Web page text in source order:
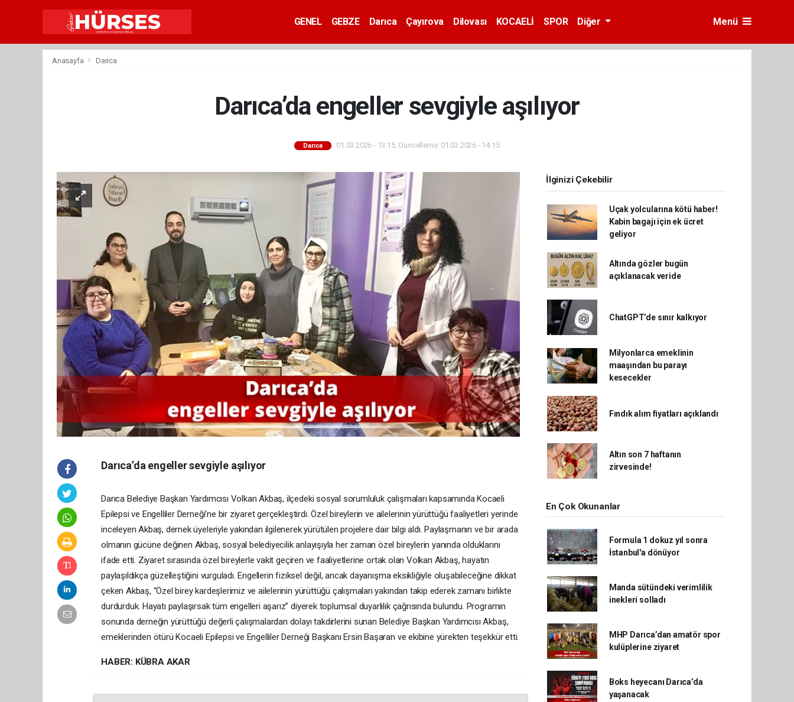
GENEL GEBZE Darıca Çayırova Dilovası KOCAELİ SPOR Diğer Menü
Anasayfa Darıca
Darıca’da engeller sevgiyle aşılıyor
Darıca 01.03.2026 - 13:15, Güncelleme: 01.03.2026 - 14:15
Darıca’da engeller sevgiyle aşılıyor
Darıca Belediye Başkan Yardımcısı Volkan Akbaş, ilçedeki sosyal sorumluluk çalışmaları kapsamında Kocaeli
Epilepsi ve Engelliler Derneği’ne bir ziyaret gerçekleştirdi. Özel bireylerin ve ailelerinin yürüttüğü faaliyetleri yerinde
inceleyen Akbaş, dernek üyeleriyle yakından ilgilenerek yürütülen projelere dair bilgi aldı. Paylaşmanın ve bir arada
olmanın gücüne değinen Akbaş, sosyal belediyecilik anlayışıyla her zaman özel bireylerin yanında olduklarını
ifade etti. Ziyaret sırasında özel bireylerle vakit geçiren ve faaliyetlerine ortak olan Volkan Akbaş, hayatın
paylaşıldıkça güzelleştiğini vurguladı. Engellerin fiziksel değil, ancak dayanışma eksikliğiyle oluşabileceğine dikkat
çeken Akbaş, “Özel birey kardeşlerimiz ve ailelerinin yürüttüğü çalışmaları yakından takip ederek zamanı birlikte
durdurduk. Hayatı paylaşırsak tüm engelleri aşarız” diyerek toplumsal duyarlılık çağrısında bulundu. Programın
sonunda derneğin yürüttüğü değerli çalışmalardan dolayı takdirlerini sunan Belediye Başkan Yardımcısı Akbaş,
emeklerinden ötürü Kocaeli Epilepsi ve Engelliler Derneği Başkanı Ersin Başaran ve ekibine yürekten teşekkür etti.
HABER: KÜBRA AKAR
İlginizi Çekebilir
Uçak yolcularına kötü haber!
Kabin bagajı için ek ücret
geliyor
Altında gözler bugün
açıklanacak veride
ChatGPT’de sınır kalkıyor
Milyonlarca emeklinin
maaşından bu parayı
kesecekler
Fındık alım fiyatları açıklandı
Altın son 7 haftanın
zirvesinde!
En Çok Okunanlar
Formula 1 dokuz yıl sonra
İstanbul'a dönüyor
Manda sütündeki verimlilik
inekleri solladı
MHP Darıca’dan amatör spor
kulüplerine ziyaret
Boks heyecanı Darıca’da
yaşanacak